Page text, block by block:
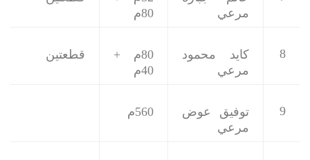
مرعي
80م
8
كايد محمود
مرعي
80م +
40م
قطعتين
9
توفيق عوض
مرعي
560م